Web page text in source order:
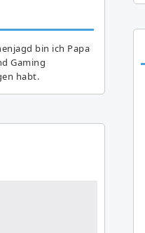
bin ich Papa
Gaming
habt.